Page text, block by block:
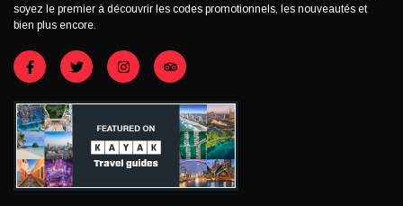
soyez le premier à découvrir les codes promotionnels, les nouveautés et
bien plus encore.